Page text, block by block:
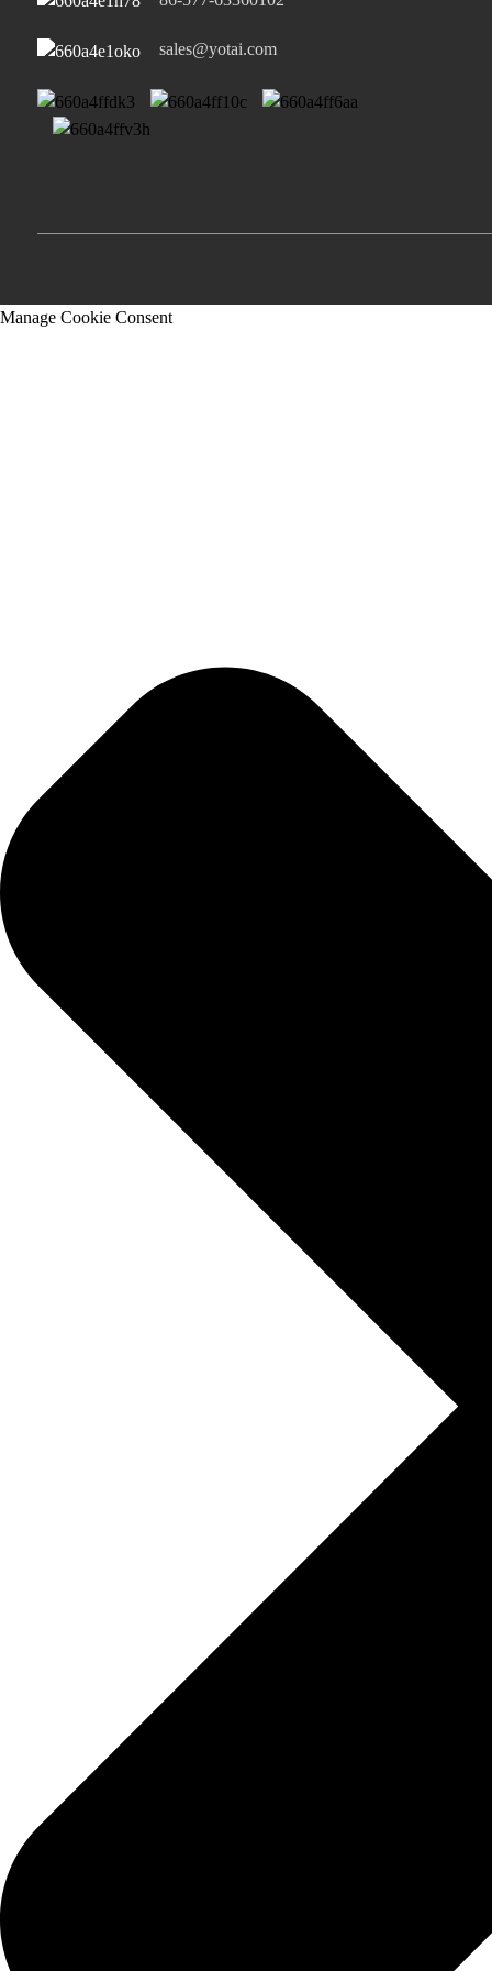
sales@yotai.com
Manage Cookie Consent